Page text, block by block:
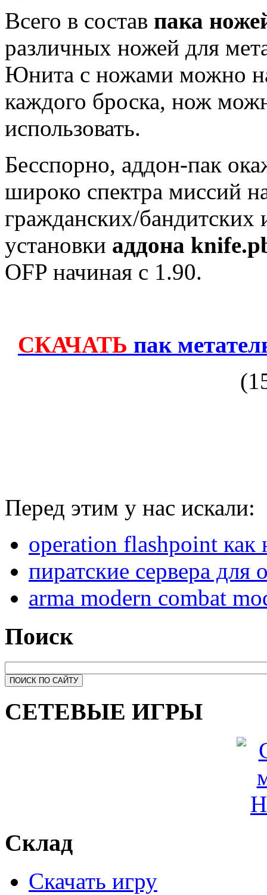
Всего в состав пака
различных ножей для
Юнита с ножами можно
каждого броска, нож
использовать.
Бесспорно, аддон-пак
широко спектра миссий
гражданских/
установки аддона
OFP начиная с 1.90.
СКАЧАТЬ пак
Перед этим у нас искали:
operation flashpoint как
пиратские сервера
arma modern combat
Поиск
СЕТЕВЫЕ ИГРЫ
Склад
Скачать игру